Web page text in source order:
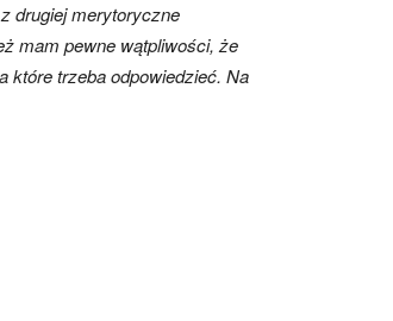
drugiej merytoryczne
mam pewne wątpliwości, że
które trzeba odpowiedzieć. Na